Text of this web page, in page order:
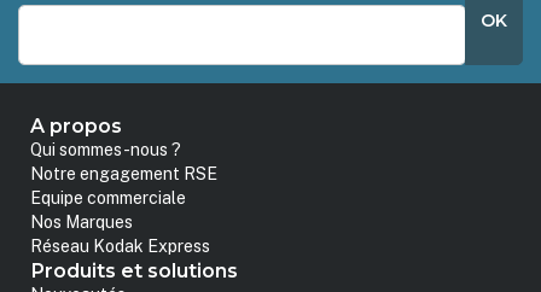
OK
A propos
Qui sommes-nous ?
Notre engagement RSE
Equipe commerciale
Nos Marques
Réseau Kodak Express
Produits et solutions